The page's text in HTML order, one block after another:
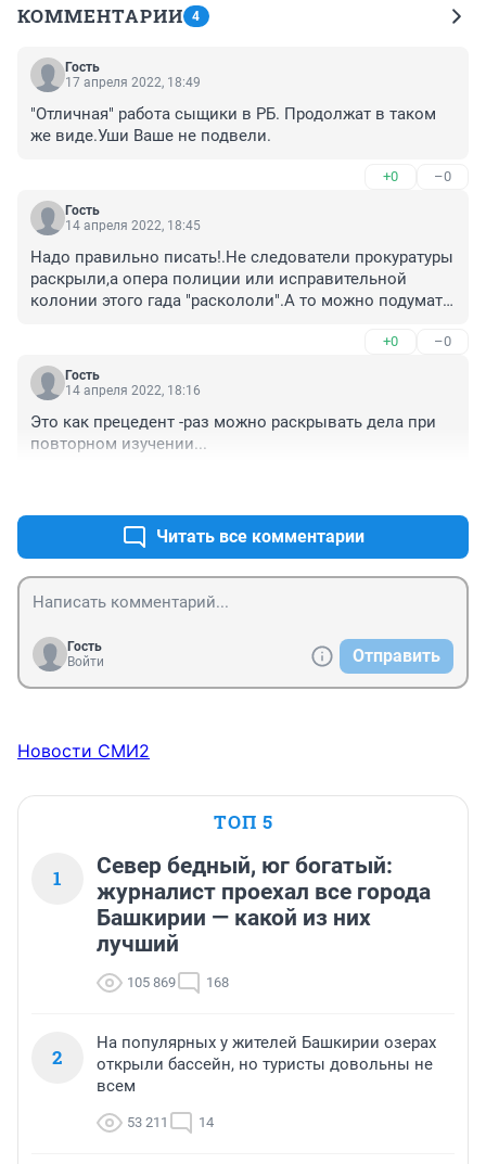
КОММЕНТАРИИ 4
Гость
17 апреля 2022, 18:49
"Отличная" работа сыщики в РБ. Продолжат в таком
же виде.Уши Ваше не подвели.
+0 –0
Гость
14 апреля 2022, 18:45
Надо правильно писать!.Не следователи прокуратуры
раскрыли,а опера полиции или исправительной
колонии этого гада "раскололи".А то можно подумать
сделал.Совесть его замучила!.Ага,так все и
поверили!.Следователи только
незаслужено прокуратуре досталась.
+0 –0
Гость
14 апреля 2022, 18:16
Это как прецедент -раз можно раскрывать дела при
повторном изучении...
Читать все комментарии
Гость
Войти
Отправить
Новости СМИ2
ТОП 5
1
Север бедный, юг богатый:
журналист проехал все города
Башкирии — какой из них
лучший
105 869 168
2
На популярных у жителей Башкирии озерах
открыли бассейн, но туристы довольны не
всем
53 211 14